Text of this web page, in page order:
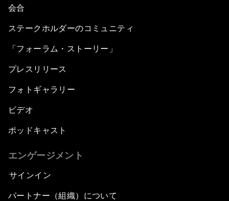
会合
ステークホルダーのコミュニティ
「フォーラム・ストーリー」
プレスリリース
フォトギャラリー
ビデオ
ポッドキャスト
エンゲージメント
サインイン
パートナー（組織）について